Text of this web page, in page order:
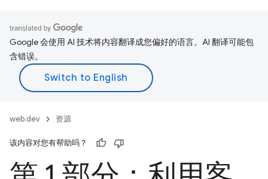
Google 会使用 AI 技术将内容翻译成您偏好的语言。AI 翻译可能包
含错误。
web.dev 资源
该内容对您有帮助吗？